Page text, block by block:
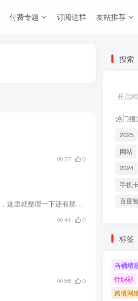
付费专题 订阅进群 友站推荐
77 0
尽管已经有各种服务在解决这块的问题（比如rss，folo等），但是市场上依旧存在不被满足需求的地方，这里就整理一下还有那些需求是不被满足的。
44 0
56 0
搜索
开启
热门搜
2025
网站
2024
手机
百度
标签
马桶堵
针织衫
跨境网